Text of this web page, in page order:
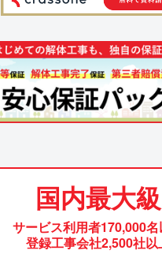
国内最大級
サービス利用者170,000
登録工事会社2,500社以